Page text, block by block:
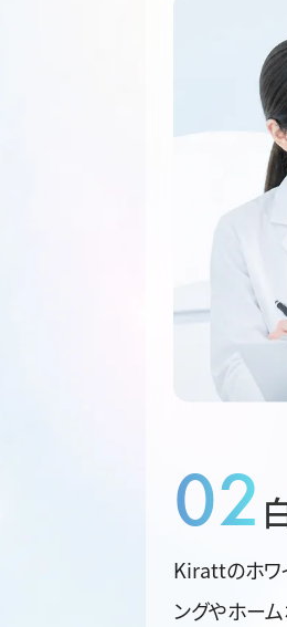
02
Kirattのホワ
ングやホー